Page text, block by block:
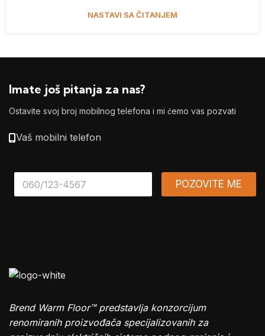
NASTAVI SA ČITANJEM
Imate još pitanja za nas?
Ostavite svoj broj mobilnog telefona i mi ćemo vas pozvati
Vaš mobilni telefon
*
POZOVITE ME
Brend Warm Floor™ predstavlja konzorcijum
renomiranih proizvođača specijalizovanih za